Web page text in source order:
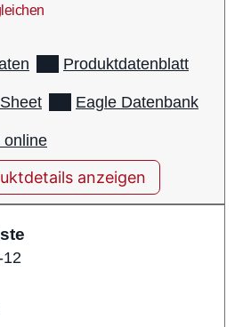
Produktdatenblatt
Eagle Datenbank
online
anzeigen